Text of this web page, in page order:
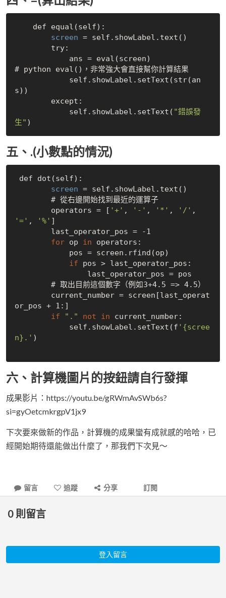
screen = self.showLabel.text()
# python eval()，非常強大會直接幫你計算結果
s))
            self.showLabel.setText(
"錯誤發
生"
五、.(小數點的情況)
screen = self.showLabel.text()
        operators = [
'+' , '-' , '*' , '/'
'=' , '%' ]
for op in operators:
if pos > last_operator_pos:
or_pos + 1:]
if
"." not in current_number:
            self.showLabel.setText(f
'{scree
n}.' )
六、計算機圖片的按鈕請自行發揮
成果影片：https://youtu.be/gRWmAvSWb6s?
si=gyOetcmkrgpV1jx9
下次要來做新的作品，計算機的成果蠻有成就感的哈哈，已
經開始期待還能做出什麼了，那我們下次見～
留言 追蹤 分享 訂閱
0 則留言
登入留言